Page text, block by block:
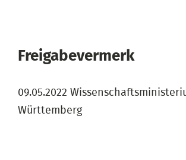
Freigabevermerk
09.05.2022
Württemberg